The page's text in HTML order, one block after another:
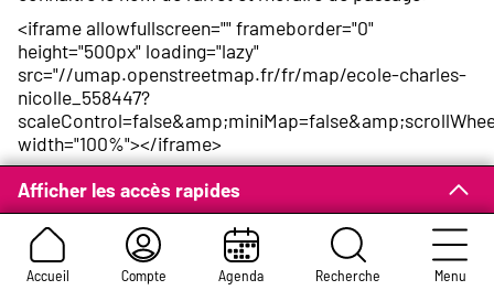
Accueil Compte Agenda Recherche Menu
Afficher les accès rapides
<iframe allowfullscreen="" frameborder="0"
height="500px" loading="lazy"
src="//umap.openstreetmap.fr/fr/map/ecole-charles-
nicolle_558447?
width="100%"></iframe>
Inscription